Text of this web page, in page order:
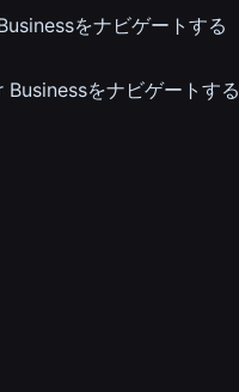
をナビゲートする
をナビゲートする